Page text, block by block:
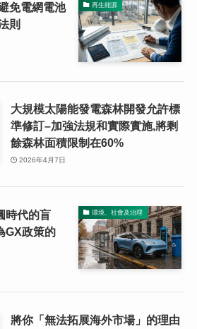
再生能源
免電網電池
則
大規模太陽能發電森林開發允許標
準修訂–加強法規和實際實施,將剩
餘森林面積限制在60%
2026年4月7日
環境、社會及治理
時代的盲
GX政策的
將你「無法拓展海外市場」的理由